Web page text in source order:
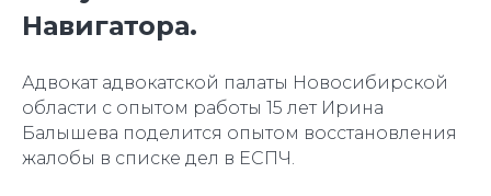
Навигатора.
Адвокат адвокатской палаты Новосибирской
области с опытом работы 15 лет Ирина
Балышева поделится опытом восстановления
жалобы в списке дел в ЕСПЧ.